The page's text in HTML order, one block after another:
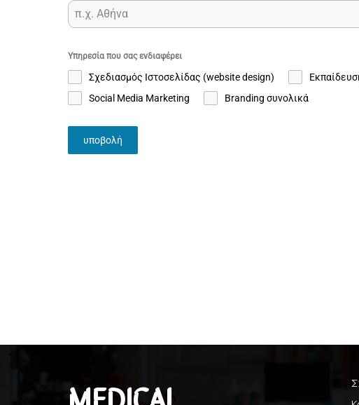
Υπηρεσία που σας ενδιαφέρει
Σχεδιασμός Ιστοσελίδας (website design)
Social Media Marketing
Branding συνολικά
υποβολή